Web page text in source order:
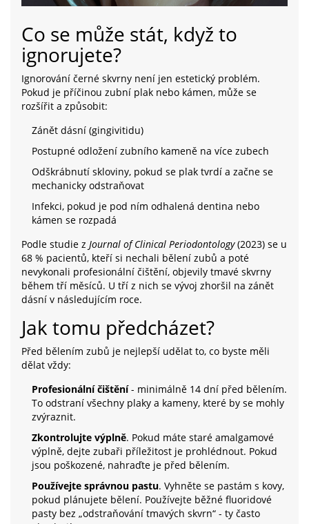
Co se může stát, když to
ignorujete?
Ignorování černé skvrny není jen estetický problém.
Pokud je příčinou zubní plak nebo kámen, může se
rozšířit a způsobit:
Zánět dásní (gingivitidu)
Postupné odložení zubního kameně na více zubech
Odškrábnutí skloviny, pokud se plak tvrdí a začne se
mechanicky odstraňovat
Infekci, pokud je pod ním odhalená dentina nebo
kámen se rozpadá
Podle studie z Journal of Clinical Periodontology(2023) se u
68 % pacientů, kteří si nechali bělení zubů a poté
nevykonali profesionální čištění, objevily tmavé skvrny
během tří měsíců. U tří z nich se vývoj zhoršil na zánět
dásní v následujícím roce.
Jak tomu předcházet?
Před bělením zubů je nejlepší udělat to, co byste měli
dělat vždy:
Profesionální čištění- minimálně 14 dní před bělením.
To odstraní všechny plaky a kameny, které by se mohly
zvýraznit.
Zkontrolujte výplně. Pokud máte staré amalgamové
výplně, dejte zubaři příležitost je prohlédnout. Pokud
jsou poškozené, nahraďte je před bělením.
Používejte správnou pastu. Vyhněte se pastám s kovy,
pokud plánujete bělení. Používejte běžné fluoridové
pasty bez „odstraňování tmavých skvrn“ - ty často